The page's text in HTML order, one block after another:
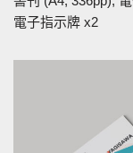
電子指示牌 x2